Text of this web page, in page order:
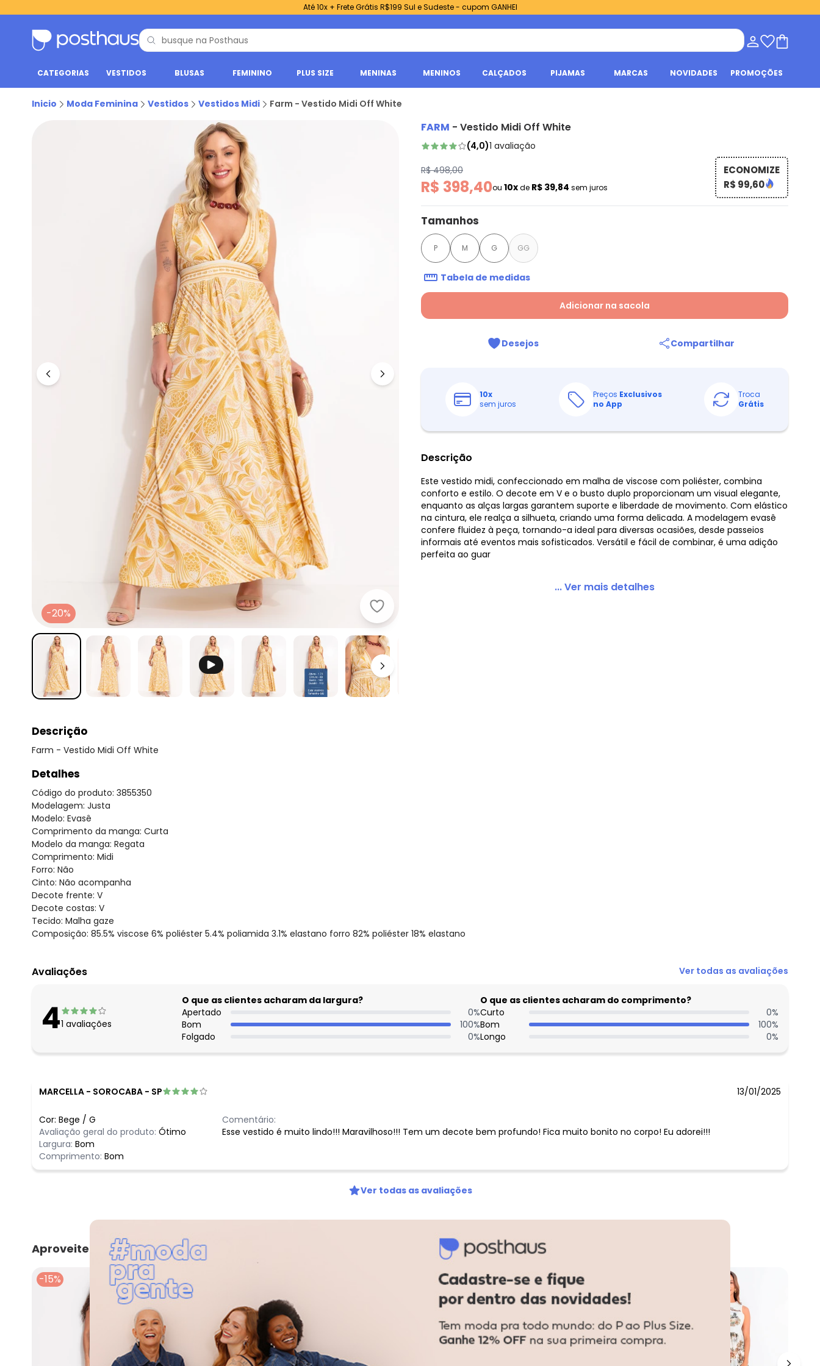
Até 10x + Frete Grátis R$199 Sul e Sudeste - cupom GANHEI
CATEGORIAS VESTIDOS BLUSAS FEMININO PLUS SIZE MENINAS MENINOS CALÇADOS PIJAMAS MARCAS NOVIDADES PROMOÇÕES
Inicio Moda Feminina Vestidos Vestidos Midi Farm - Vestido Midi Off White
Farm - Vestido Midi Off White
-20%
FARM - Vestido Midi Off White
(4,0)1 avaliação
R$ 498,00
R$ 398,40ou 10xde R$ 39,84 sem juros
ECONOMIZE
R$ 99,60
Tamanhos
P M G GG
Tabela de medidas
Adicionar na sacola
Desejos Compartilhar
10x
sem juros
Preços Exclusivos
no App
Troca
Grátis
Descrição
Este vestido midi, confeccionado em malha de viscose com poliéster, combina
conforto e estilo. O decote em V e o busto duplo proporcionam um visual elegante,
enquanto as alças largas garantem suporte e liberdade de movimento. Com elástico
na cintura, ele realça a silhueta, criando uma forma delicada. A modelagem evasê
confere fluidez à peça, tornando-a ideal para diversas ocasiões, desde passeios
informais até eventos mais sofisticados. Versátil e fácil de combinar, é uma adição
perfeita ao guar
... Ver mais detalhes
Descrição
Farm - Vestido Midi Off White
Detalhes
Código do produto: 3855350
Modelagem: Justa
Modelo: Evasê
Comprimento da manga: Curta
Modelo da manga: Regata
Comprimento: Midi
Forro: Não
Cinto: Não acompanha
Decote frente: V
Decote costas: V
Tecido: Malha gaze
Composição: 85.5% viscose 6% poliéster 5.4% poliamida 3.1% elastano forro 82% poliéster 18% elastano
Avaliações Ver todas as avaliações
41 avaliações
O que as clientes acharam da largura?
Apertado
0%
Bom
100%
Folgado
0%
O que as clientes acharam do comprimento?
Curto
0%
Bom
100%
Longo
0%
MARCELLA - SOROCABA - SP 13/01/2025
Cor: Bege / G
Avaliação geral do produto: Ótimo
Largura: Bom
Comprimento: Bom
Comentário:
Esse vestido é muito lindo!!! Maravilhoso!!! Tem um decote bem profundo! Fica muito bonito no corpo! Eu adorei!!!
Ver todas as avaliações
Aproveite e compre junto
-15% -10%